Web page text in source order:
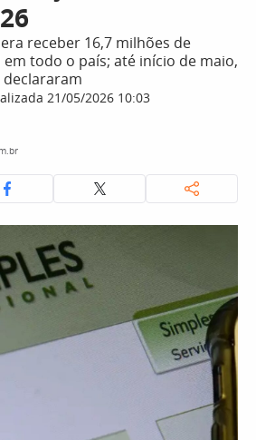
receber 16,7 milhões de
em todo o país; até início de maio,
declararam
21/05/2026 10:03